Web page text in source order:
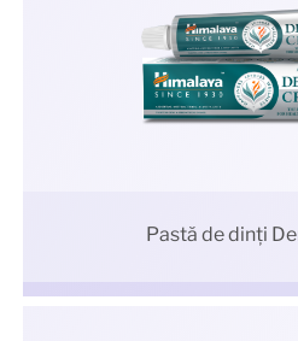
Pastă de dinți